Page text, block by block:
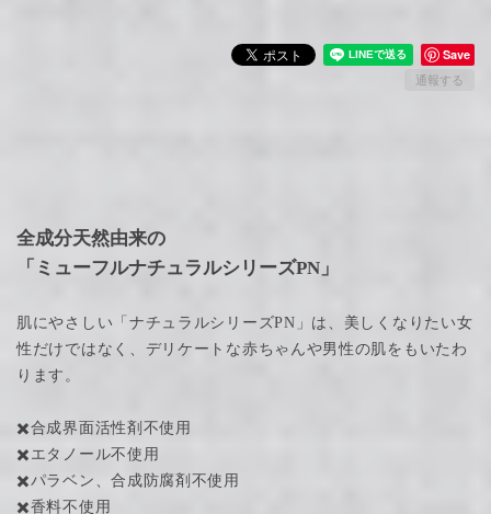
Save
通報する
全成分天然由来の
「ミューフルナチュラルシリーズPN」
肌にやさしい「ナチュラルシリーズPN」は、美しくなりたい女
性だけではなく、デリケートな赤ちゃんや男性の肌をもいたわ
ります。
✖️合成界面活性剤不使用
✖️エタノール不使用
✖️パラベン、合成防腐剤不使用
✖️香料不使用